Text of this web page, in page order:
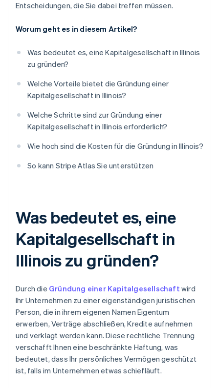
Entscheidungen, die Sie dabei treffen müssen.
Worum geht es in diesem Artikel?
Was bedeutet es, eine Kapitalgesellschaft in Illinois
zu gründen?
Welche Vorteile bietet die Gründung einer
Kapitalgesellschaft in Illinois?
Welche Schritte sind zur Gründung einer
Kapitalgesellschaft in Illinois erforderlich?
Wie hoch sind die Kosten für die Gründung in Illinois?
So kann Stripe Atlas Sie unterstützen
Was bedeutet es, eine
Kapitalgesellschaft in
Illinois zu gründen?
Durch die Gründung einer Kapitalgesellschaft wird
Ihr Unternehmen zu einer eigenständigen juristischen
Person, die in ihrem eigenen Namen Eigentum
erwerben, Verträge abschließen, Kredite aufnehmen
und verklagt werden kann. Diese rechtliche Trennung
verschafft Ihnen eine beschränkte Haftung, was
bedeutet, dass Ihr persönliches Vermögen geschützt
ist, falls im Unternehmen etwas schiefläuft.